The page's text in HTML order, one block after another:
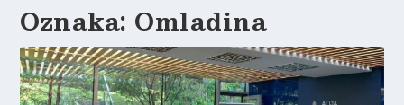
Oznaka: Omladina